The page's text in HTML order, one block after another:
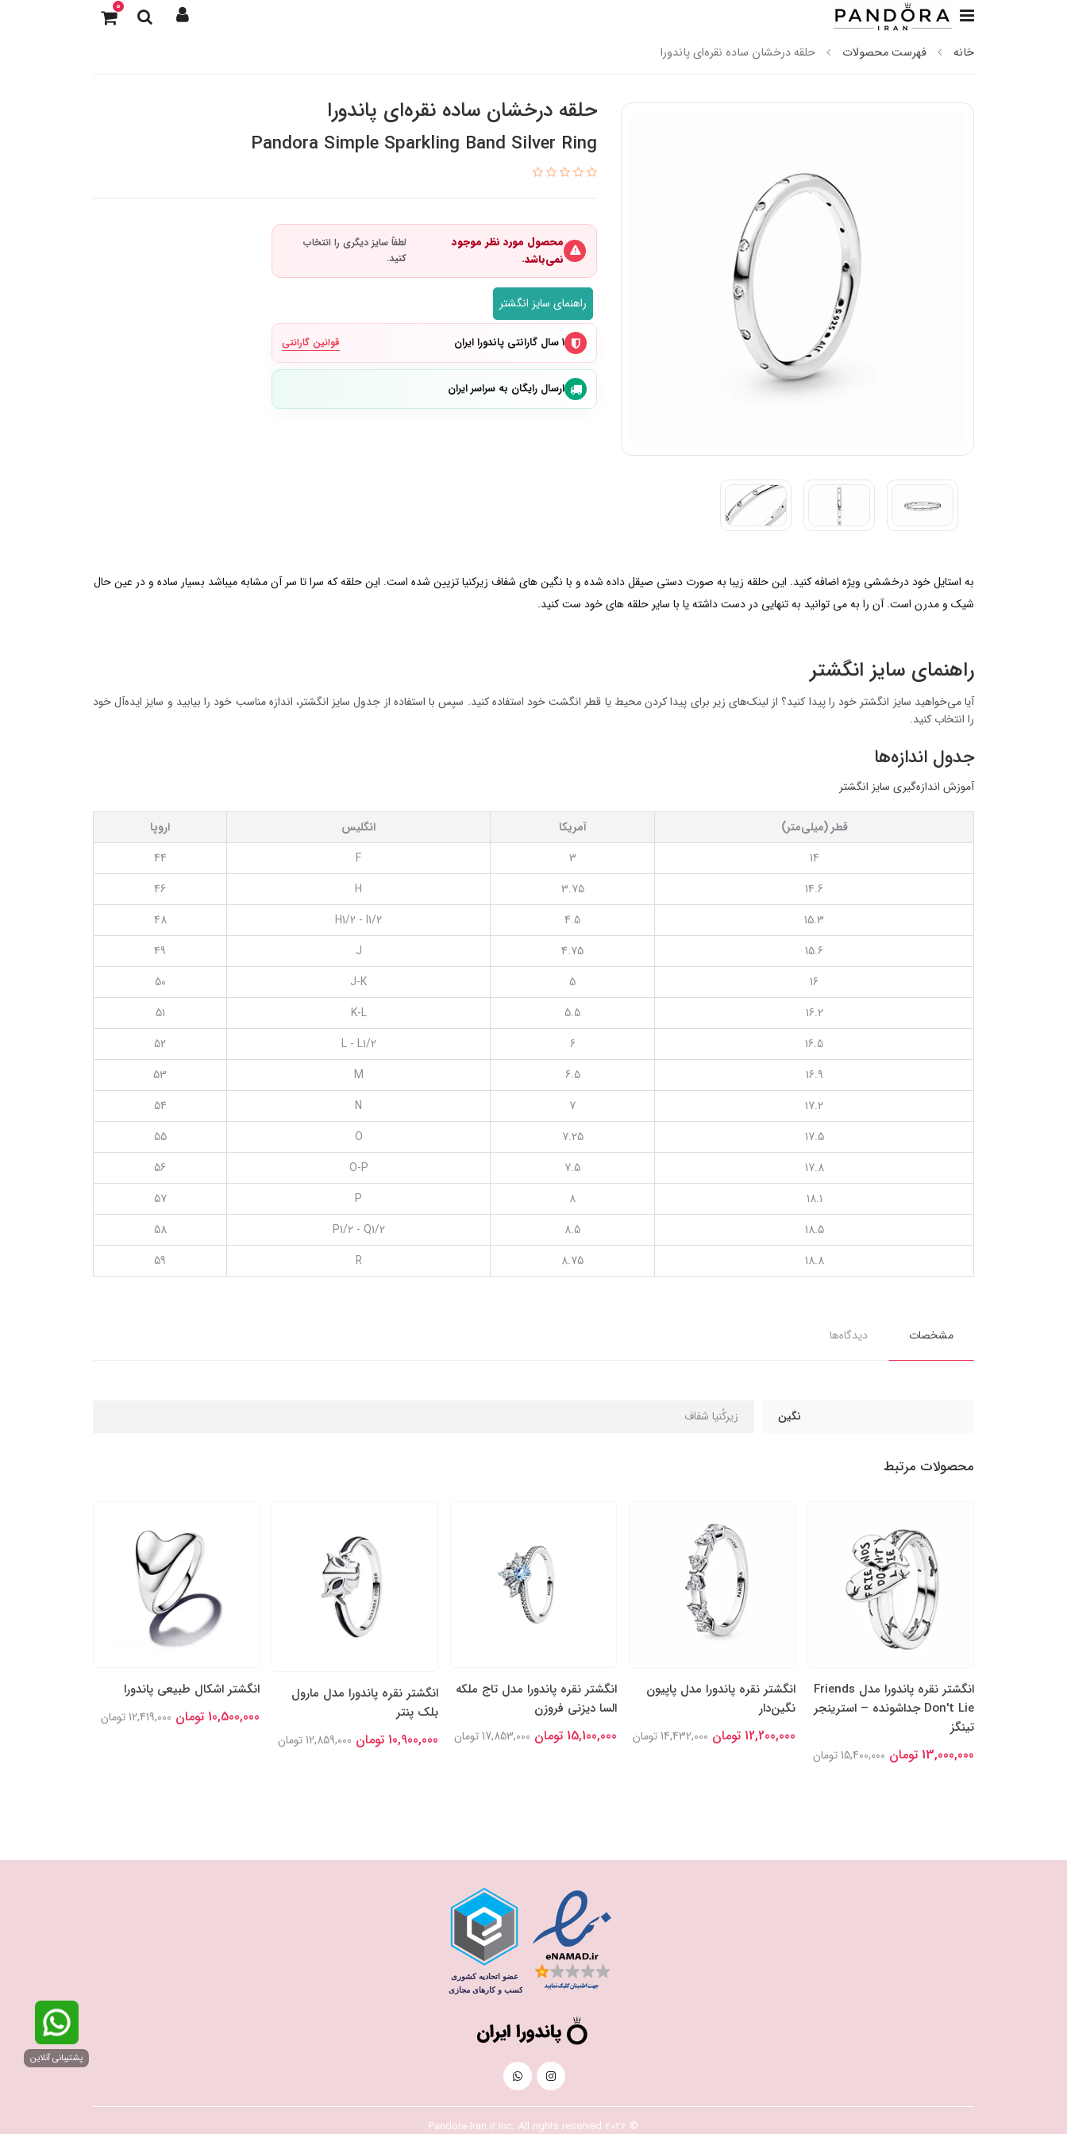
0
خانه فهرست محصولات حلقه درخشان ساده نقره‌ای پاندورا
حلقه درخشان ساده نقره‌ای پاندورا
Pandora Simple Sparkling Band Silver Ring
محصول مورد نظر موجود
نمی‌باشد.
راهنمای سایز انگشتر
۱ سال گارانتی پاندورا ایران قوانین گارانتی
ارسال رایگان به سراسر ایران
به استایل خود درخششی ویژه اضافه کنید. این حلقه زیبا به صورت دستی صیقل داده شده و با نگین های شفاف زیرکنیا تزیین شده است. این حلقه که سرا تا سر آن مشابه میباشد بسیار ساده و در عین حال
شیک و مدرن است. آن را به می توانید به تنهایی در دست داشته یا با سایر حلقه های خود ست کنید.
راهنمای سایز انگشتر
آیا می‌خواهید سایز انگشتر خود را پیدا کنید؟ از لینک‌های زیر برای پیدا کردن محیط یا قطر انگشت خود استفاده کنید. سپس با استفاده از جدول سایز انگشتر، اندازه مناسب خود را بیابید و سایز ایده‌آل خود
را انتخاب کنید.
جدول اندازه‌ها
آموزش اندازه‌گیری سایز انگشتر
قطر (میلی‌متر) آمریکا انگلیس
اروپا
14
3
F
44
14.6
3.75
H
46
15.3
4.5
H1/2 - I1/2
48
15.6
4.75
J
49
16
5
J-K
50
16.2
5.5
K-L
51
16.5
6
L - L1/2
52
16.9
6.5
M
53
17.2
7
N
54
17.5
7.25
O
55
17.8
7.5
O-P
56
18.1
8
P
57
18.5
8.5
P1/2 - Q1/2
58
18.8
8.75
R
59
مشخصات دیدگاه‌ها
نگین زیرکُنیا شفاف
محصولات مرتبط
انگشتر نقره پاندورا مدل Friends
Don't Lie جداشونده – استرینجر
تینگز
13,000,000 تومان 15,400,000 تومان
انگشتر نقره پاندورا مدل پاپیون
نگین‌دار
12,200,000 تومان 14,432,000 تومان
انگشتر نقره پاندورا مدل تاج ملکه
السا دیزنی فروزن
15,100,000 تومان 17,853,000 تومان
انگشتر نقره پاندورا مدل مارول
بلک پنتر
10,900,000 تومان 12,859,000 تومان
انگشتر اشکال طبیعی پاندورا
10,500,000 تومان 12,419,000 تومان
© 2026 Pandora-Iran.ir Inc. All rights reserved
پشتیبانی آنلاین